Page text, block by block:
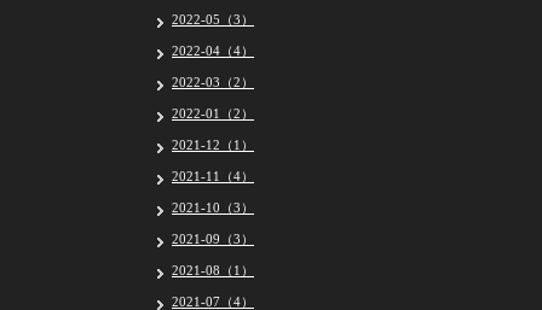
2022-05（3）
2022-04（4）
2022-03（2）
2022-01（2）
2021-12（1）
2021-11（4）
2021-10（3）
2021-09（3）
2021-08（1）
2021-07（4）